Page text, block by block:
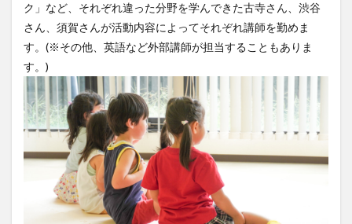
ク」など、それぞれ違った分野を学んできた古寺さん、渋谷
さん、須賀さんが活動内容によってそれぞれ講師を勤めま
す。(※その他、英語など外部講師が担当することもありま
す。)